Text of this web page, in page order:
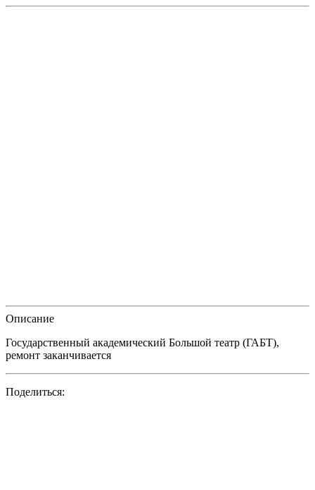
Описание
Государственный академический Большой театр (ГАБТ),
ремонт заканчивается
Поделиться: